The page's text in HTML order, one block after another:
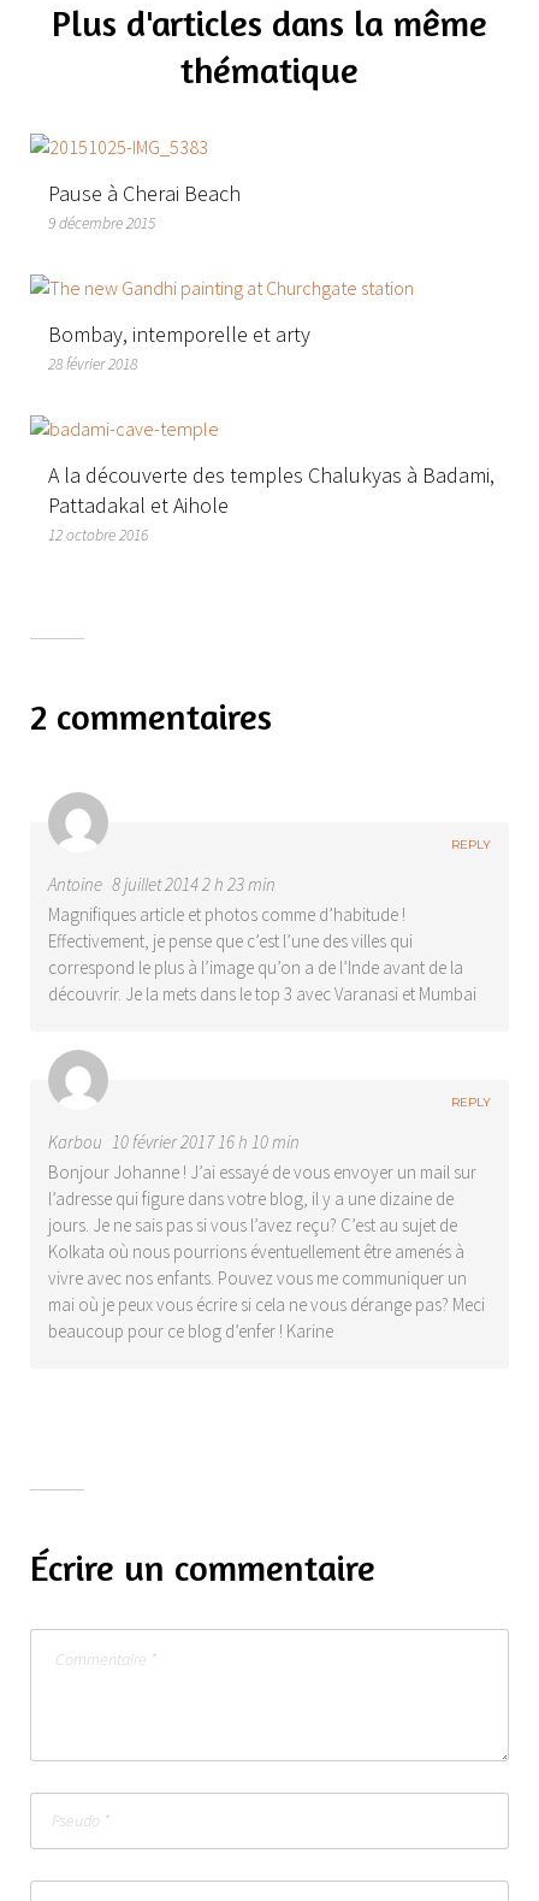
Plus d'articles dans la même
thématique
Pause à Cherai Beach
9 décembre 2015
Bombay, intemporelle et arty
28 février 2018
A la découverte des temples Chalukyas à Badami,
Pattadakal et Aihole
12 octobre 2016
2 commentaires
Antoine 8 juillet 2014 2 h 23 min
Magnifiques article et photos comme d’habitude !
Effectivement, je pense que c’est l’une des villes qui
correspond le plus à l’image qu’on a de l’Inde avant de la
découvrir. Je la mets dans le top 3 avec Varanasi et Mumbai
REPLY
Karbou 10 février 2017 16 h 10 min
Bonjour Johanne ! J’ai essayé de vous envoyer un mail sur
l’adresse qui figure dans votre blog, il y a une dizaine de
jours. Je ne sais pas si vous l’avez reçu? C’est au sujet de
Kolkata où nous pourrions éventuellement être amenés à
vivre avec nos enfants. Pouvez vous me communiquer un
mai où je peux vous écrire si cela ne vous dérange pas? Meci
beaucoup pour ce blog d’enfer ! Karine
REPLY
Écrire un commentaire